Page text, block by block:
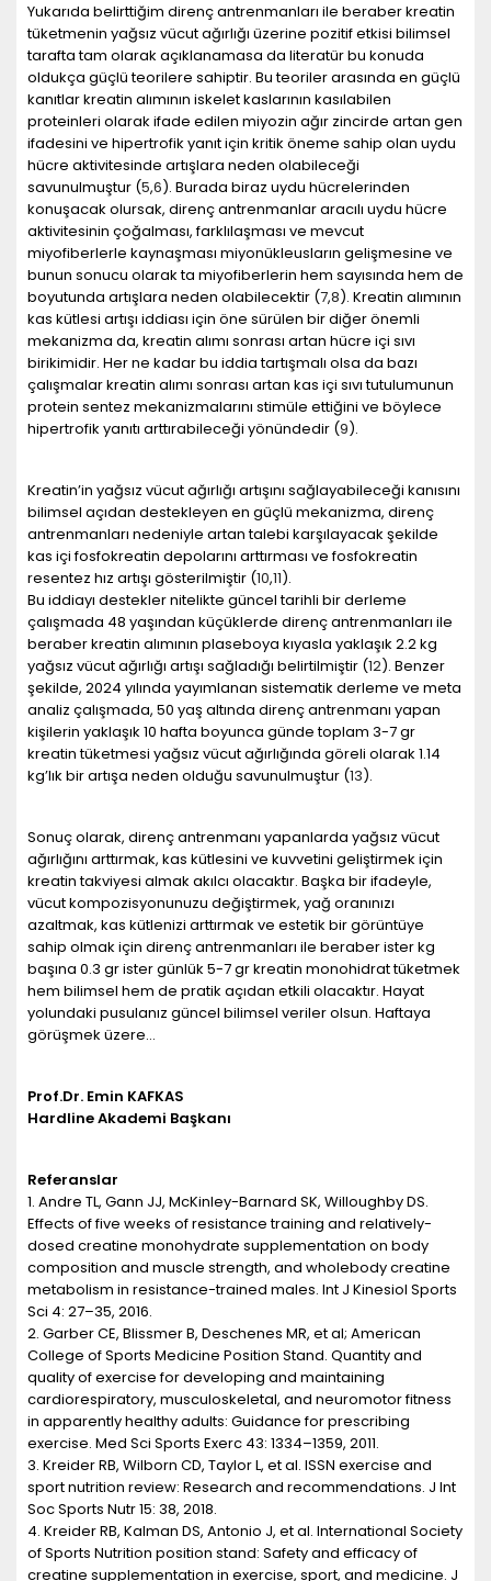
Yukarıda belirttiğim direnç antrenmanları ile beraber kreatin
tüketmenin yağsız vücut ağırlığı üzerine pozitif etkisi bilimsel
tarafta tam olarak açıklanamasa da literatür bu konuda
oldukça güçlü teorilere sahiptir. Bu teoriler arasında en güçlü
kanıtlar kreatin alımının iskelet kaslarının kasılabilen
proteinleri olarak ifade edilen miyozin ağır zincirde artan gen
ifadesini ve hipertrofik yanıt için kritik öneme sahip olan uydu
hücre aktivitesinde artışlara neden olabileceği
savunulmuştur (5,6). Burada biraz uydu hücrelerinden
konuşacak olursak, direnç antrenmanlar aracılı uydu hücre
aktivitesinin çoğalması, farklılaşması ve mevcut
miyofiberlerle kaynaşması miyonükleusların gelişmesine ve
bunun sonucu olarak ta miyofiberlerin hem sayısında hem de
boyutunda artışlara neden olabilecektir (7,8). Kreatin alımının
kas kütlesi artışı iddiası için öne sürülen bir diğer önemli
mekanizma da, kreatin alımı sonrası artan hücre içi sıvı
birikimidir. Her ne kadar bu iddia tartışmalı olsa da bazı
çalışmalar kreatin alımı sonrası artan kas içi sıvı tutulumunun
protein sentez mekanizmalarını stimüle ettiğini ve böylece
hipertrofik yanıtı arttırabileceği yönündedir (9).
Kreatin’in yağsız vücut ağırlığı artışını sağlayabileceği kanısını
bilimsel açıdan destekleyen en güçlü mekanizma, direnç
antrenmanları nedeniyle artan talebi karşılayacak şekilde
kas içi fosfokreatin depolarını arttırması ve fosfokreatin
resentez hız artışı gösterilmiştir (10,11).
Bu iddiayı destekler nitelikte güncel tarihli bir derleme
çalışmada 48 yaşından küçüklerde direnç antrenmanları ile
beraber kreatin alımının plaseboya kıyasla yaklaşık 2.2 kg
yağsız vücut ağırlığı artışı sağladığı belirtilmiştir (12). Benzer
şekilde, 2024 yılında yayımlanan sistematik derleme ve meta
analiz çalışmada, 50 yaş altında direnç antrenmanı yapan
kişilerin yaklaşık 10 hafta boyunca günde toplam 3-7 gr
kreatin tüketmesi yağsız vücut ağırlığında göreli olarak 1.14
kg’lık bir artışa neden olduğu savunulmuştur (13).
Sonuç olarak, direnç antrenmanı yapanlarda yağsız vücut
ağırlığını arttırmak, kas kütlesini ve kuvvetini geliştirmek için
kreatin takviyesi almak akılcı olacaktır. Başka bir ifadeyle,
vücut kompozisyonunuzu değiştirmek, yağ oranınızı
azaltmak, kas kütlenizi arttırmak ve estetik bir görüntüye
sahip olmak için direnç antrenmanları ile beraber ister kg
başına 0.3 gr ister günlük 5-7 gr kreatin monohidrat tüketmek
hem bilimsel hem de pratik açıdan etkili olacaktır. Hayat
yolundaki pusulanız güncel bilimsel veriler olsun. Haftaya
görüşmek üzere…
Prof.Dr. Emin KAFKAS
Hardline Akademi Başkanı
Referanslar
1. Andre TL, Gann JJ, McKinley-Barnard SK, Willoughby DS.
Effects of five weeks of resistance training and relatively-
dosed creatine monohydrate supplementation on body
composition and muscle strength, and wholebody creatine
metabolism in resistance-trained males. Int J Kinesiol Sports
Sci 4: 27–35, 2016.
2. Garber CE, Blissmer B, Deschenes MR, et al; American
College of Sports Medicine Position Stand. Quantity and
quality of exercise for developing and maintaining
cardiorespiratory, musculoskeletal, and neuromotor fitness
in apparently healthy adults: Guidance for prescribing
exercise. Med Sci Sports Exerc 43: 1334–1359, 2011.
3. Kreider RB, Wilborn CD, Taylor L, et al. ISSN exercise and
sport nutrition review: Research and recommendations. J Int
Soc Sports Nutr 15: 38, 2018.
4. Kreider RB, Kalman DS, Antonio J, et al. International Society
of Sports Nutrition position stand: Safety and efficacy of
creatine supplementation in exercise, sport, and medicine. J